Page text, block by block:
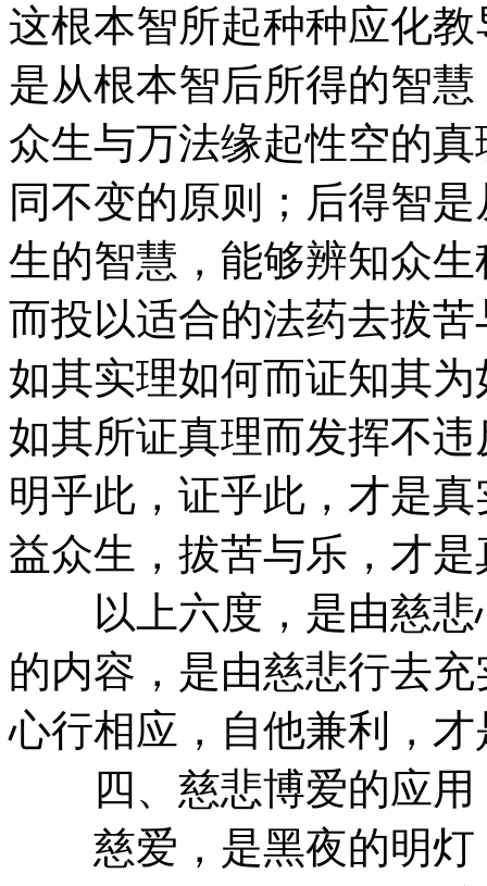
这根本智所起种种应化
是从根本智后所得的智
众生与万法缘起性空的
同不变的原则；后得智
生的智慧，能够辨知众
而投以适合的法药去拔
如其实理如何而证知其
如其所证真理而发挥不
明乎此，证乎此，才是
益众生，拔苦与乐，才
以上六度，是由慈悲
的内容，是由慈悲行去
心行相应，自他兼利，
四、慈悲博爱的应用
慈爱，是黑夜的明灯